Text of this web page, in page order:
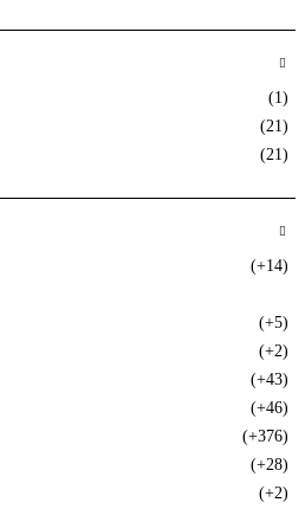
(1)
(21)
(21)
(+14)
(+5)
(+2)
(+43)
(+46)
(+376)
(+28)
(+2)